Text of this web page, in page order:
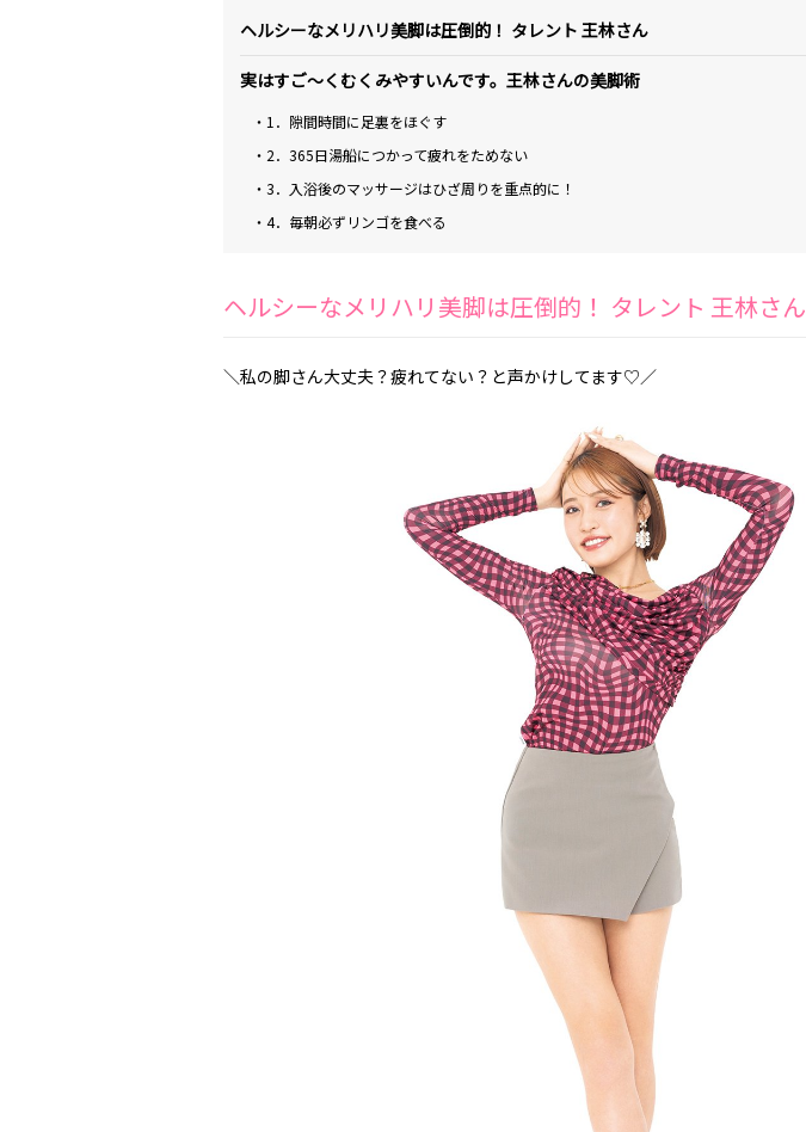
ヘルシーなメリハリ美脚は圧倒的！ タレント 王林さん
実はすご～くむくみやすいんです。王林さんの美脚術
・1．隙間時間に足裏をほぐす
・2．365日湯船につかって疲れをためない
・3．入浴後のマッサージはひざ周りを重点的に！
・4．毎朝必ずリンゴを食べる
ヘルシーなメリハリ美脚は圧倒的！ タレント 王林さん
＼私の脚さん大丈夫？疲れてない？と声かけしてます♡／